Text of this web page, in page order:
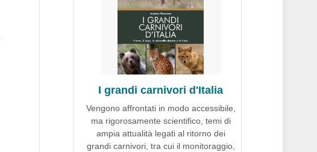
I grandi carnivori d'Italia
Vengono affrontati in modo accessibile,
ma rigorosamente scientifico, temi di
ampia attualità legati al ritorno dei
grandi carnivori, tra cui il monitoraggio,